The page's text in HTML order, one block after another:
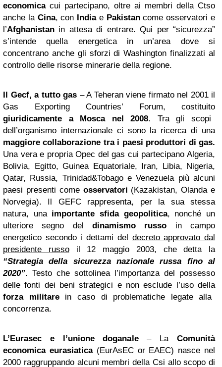
economicacui partecipano, oltre ai membri della Ctso
anche la Cina, con India e Pakistancome osservatori e
l’Afghanistan in attesa di entrare. Qui per “sicurezza”
s’intende quella energetica in un’area dove si
concentrano anche gli sforzi di Washington finalizzati al
controllo delle risorse minerarie della regione.
Il Gecf, a tutto gas – A Teheran viene firmato nel 2001 il
Gas Exporting Countries’ Forum, costituito
giuridicamente a Mosca nel 2008. Tra gli scopi
dell’organismo internazionale ci sono la ricerca di una
maggiore collaborazione tra i paesi produttori di gas.
Una vera e propria Opec del gas cui partecipano Algeria,
Bolivia, Egitto, Guinea Equatoriale, Iran, Libia, Nigeria,
Qatar, Russia, Trinidad&Tobago e Venezuela più alcuni
paesi presenti come osservatori (Kazakistan, Olanda e
Norvegia). Il GEFC rappresenta, per la sua stessa
natura, una importante sfida geopolitica, nonché un
ulteriore segno del dinamismo russo in campo
energetico secondo i dettami del decreto approvato dal
presidente russoil 12 maggio 2003, che detta la
“Strategia della sicurezza nazionale russa fino al
2020”. Testo che sottolinea l’importanza del possesso
delle fonti dei beni strategici e non esclude l’uso della
forza militarein caso di problematiche legate alla
concorrenza.
L’Eurasec e l’unione doganale– La Comunità
economica eurasiatica(EurAsEC or EAEC) nasce nel
2000 raggruppando alcuni membri della Csi allo scopo di